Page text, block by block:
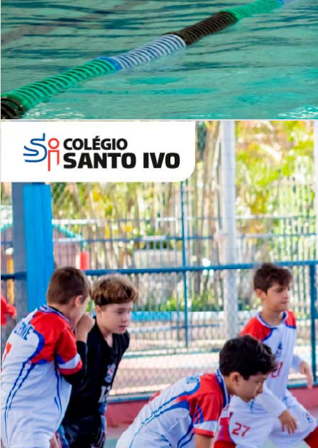
Período Integral | Saiba mais
INSTITUCIONAL
Lista de vídeos
NOSSOCANAL